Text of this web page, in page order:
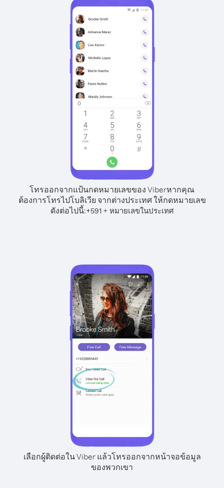
โทรออกจากแป้นกดหมายเลขของ Viberหากคุณ
ต้องการโทรไปโบลิเวีย จากต่างประเทศ ให้กดหมายเลข
ดังต่อไปนี้:+591+ หมายเลขในประเทศ
เลือกผู้ติดต่อใน Viber แล้วโทรออกจากหน้าจอข้อมูล
ของพวกเขา